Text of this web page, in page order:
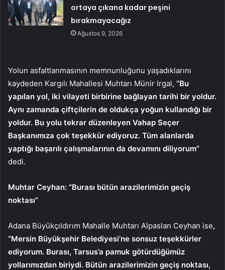
ortaya çıkana kadar peşini
bırakmayacağız
Ağustos 9, 2026
Yolun asfaltlanmasının memnunluğunu yaşadıklarını
kaydeden Kargılı Mahallesi Muhtarı Münir Irgal, “Bu
yapılan yol, iki vilayeti birbirine bağlayan tarihi bir yoldur.
Aynı zamanda çiftçilerin de oldukça yoğun kullandığı bir
yoldur. Bu yolu tekrar düzenleyen Vahap Seçer
Başkanımıza çok teşekkür ediyoruz. Tüm alanlarda
yaptığı başarılı çalışmalarının da devamını diliyorum”
dedi.
Muhtar Ceyhan: “Burası bütün arazilerimizin geçiş
noktası”
Adana Büyükçıldırım Mahalle Muhtarı Alpaslan Ceyhan ise,
“Mersin Büyükşehir Belediyesi’ne sonsuz teşekkürler
ediyorum. Burası, Tarsus’a pamuk götürdüğümüz
yollarımızdan biriydi. Bütün arazilerimizin geçiş noktası,